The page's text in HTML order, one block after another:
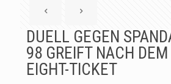
DUELL GEGEN
98 GREIFT NACH
EIGHT-TICKET